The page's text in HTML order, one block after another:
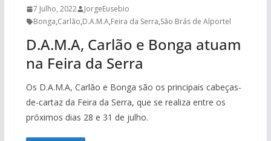
7 Julho, 2022
JorgeEusebio
Bonga,Carlão,D.A.M.A,Feira da Serra,São Brás de Alportel
D.A.M.A, Carlão e Bonga atuam
na Feira da Serra
Os D.A.M.A, Carlão e Bonga são os principais cabeças-
de-cartaz da Feira da Serra, que se realiza entre os
próximos dias 28 e 31 de julho.